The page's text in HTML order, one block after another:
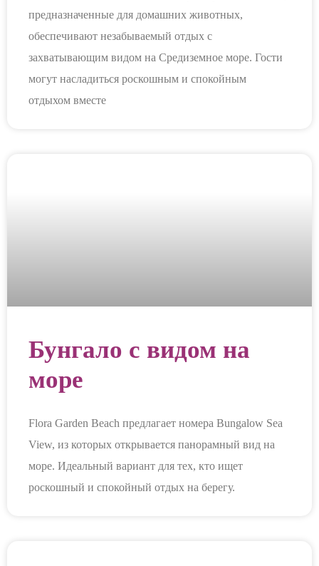
предназначенные для домашних животных,
обеспечивают незабываемый отдых с
захватывающим видом на Средиземное море. Гости
могут насладиться роскошным и спокойным
отдыхом вместе
Бунгало с видом на
море
Flora Garden Beach предлагает номера Bungalow Sea
View, из которых открывается панорамный вид на
море. Идеальный вариант для тех, кто ищет
роскошный и спокойный отдых на берегу.